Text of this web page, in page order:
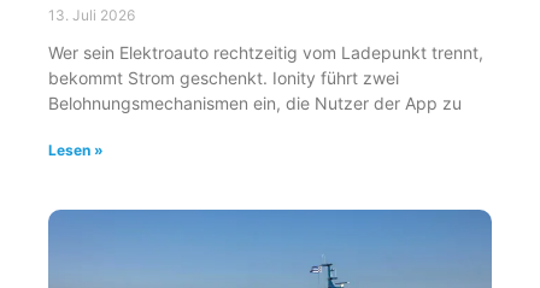
13. Juli 2026
Wer sein Elektroauto rechtzeitig vom Ladepunkt trennt,
bekommt Strom geschenkt. Ionity führt zwei
Belohnungsmechanismen ein, die Nutzer der App zu
Lesen »